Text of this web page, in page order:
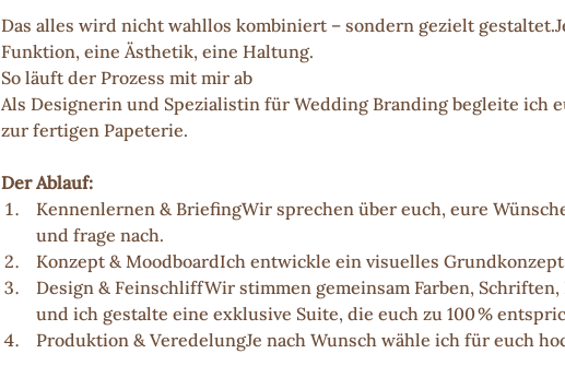
Das alles wird nicht wahllos kombiniert – sondern gezielt
Funktion, eine Ästhetik, eine Haltung.
So läuft der Prozess mit mir ab
Als Designerin und Spezialistin für Wedding Branding begleite ich
zur fertigen Papeterie.
Der Ablauf:
Kennenlernen & BriefingWir sprechen über euch, eure
und frage nach.
Konzept & MoodboardIch entwickle ein visuelles
Design & FeinschliffWir stimmen gemeinsam Farben,
und ich gestalte eine exklusive Suite, die euch zu 100 %
Produktion & VeredelungJe nach Wunsch wähle ich für euch